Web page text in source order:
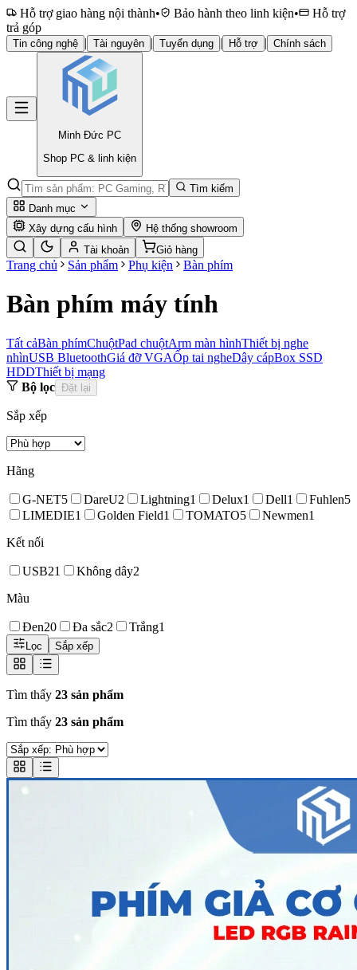
Hỗ trợ giao hàng nội thành• Bảo hành theo linh kiện•
Hỗ trợ
trả góp
Tin công nghệ | Tài nguyên | Tuyển dụng | Hỗ trợ | Chính sách
Minh Đức PC
Shop PC & linh kiện
Tìm kiếm
Danh mục
Xây dựng cấu hình
Hệ thống showroom
Tài khoản
Giỏ hàng
Trang chủ Sản phẩm Phụ kiện Bàn phím
Bàn phím máy tính
Tất cảBàn phímChuộtPad chuộtArm màn hìnhThiết bị nghe
nhìnUSB BluetoothGiá đỡ VGAỐp tai ngheDây cápBox SSD
HDDThiết bị mạng
Bộ lọc Đặt lại
Sắp xếp
Hãng
G-NET5 DareU2 Lightning1 Delux1 Dell1 Fuhlen5
LIMEDIE1 Golden Field1 TOMATO5 Newmen1
Kết nối
USB21 Không dây2
Màu
Đen20 Đa sắc2 Trắng1
Lọc Sắp xếp
Tìm thấy 23 sản phẩm
Tìm thấy 23 sản phẩm